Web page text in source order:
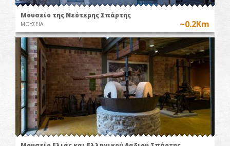
Μουσείο της Νεότερης Σπάρτης
ΜΟΥΣΕΙΑ ~0.2Km